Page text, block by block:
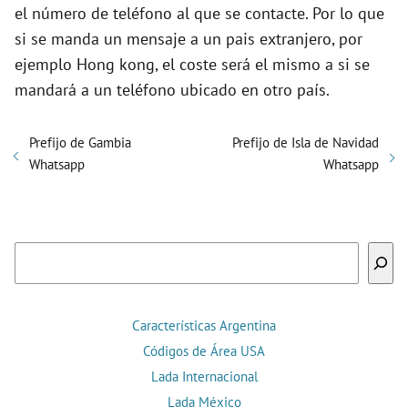
el número de teléfono al que se contacte. Por lo que
si se manda un mensaje a un pais extranjero, por
ejemplo Hong kong, el coste será el mismo a si se
mandará a un teléfono ubicado en otro país.
Prefijo de Gambia
Whatsapp
Prefijo de Isla de Navidad
Whatsapp
Características Argentina
Códigos de Área USA
Lada Internacional
Lada México